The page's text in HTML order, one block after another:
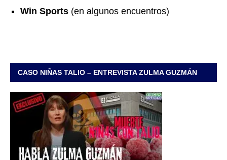
Win Sports (en algunos encuentros)
CASO NIÑAS TALIO – ENTREVISTA ZULMA GUZMÁN